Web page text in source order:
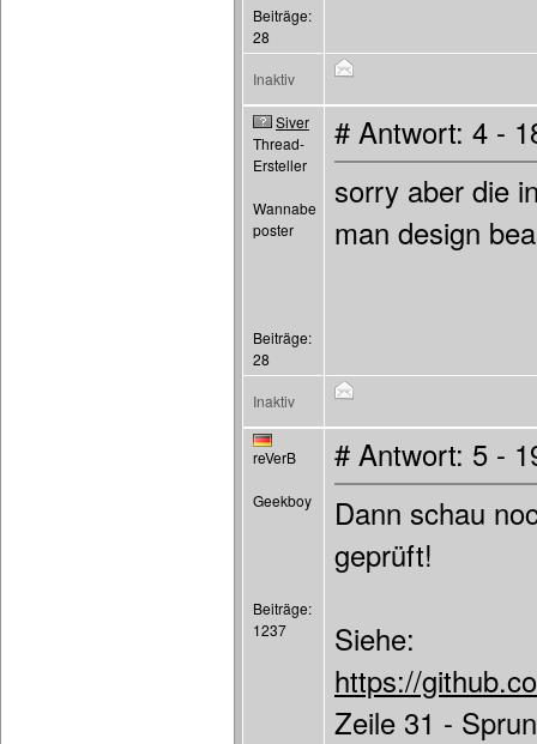
Beiträge:
28
Inaktiv
Siver
Thread-
Ersteller
Wannabe
poster
Beiträge:
28
# Antwort: 4 -
sorry aber die
man design
Inaktiv
reVerB
Geekboy
Beiträge:
1237
# Antwort: 5 -
Dann schau
geprüft!
Siehe:
https://
Zeile 31 -